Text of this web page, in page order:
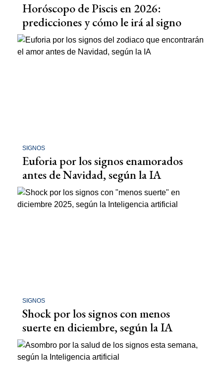
Horóscopo de Piscis en 2026:
predicciones y cómo le irá al signo
SIGNOS
Euforia por los signos enamorados
antes de Navidad, según la IA
SIGNOS
Shock por los signos con menos
suerte en diciembre, según la IA